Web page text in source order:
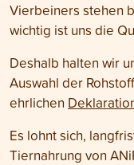
Vierbeiners stehen
wichtig ist uns die
Deshalb halten wir
Auswahl der
ehrlichen
Es lohnt sich,
Tiernahrung von